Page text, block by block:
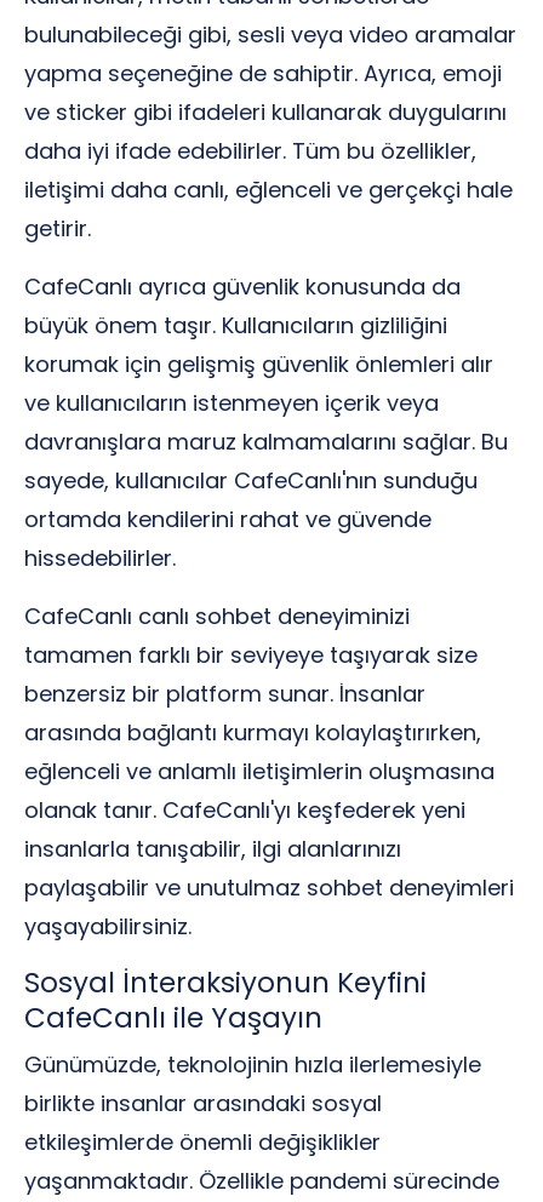
bulunabileceği gibi, sesli veya video aramalar
yapma seçeneğine de sahiptir. Ayrıca, emoji
ve sticker gibi ifadeleri kullanarak duygularını
daha iyi ifade edebilirler. Tüm bu özellikler,
iletişimi daha canlı, eğlenceli ve gerçekçi hale
getirir.
CafeCanlı ayrıca güvenlik konusunda da
büyük önem taşır. Kullanıcıların gizliliğini
korumak için gelişmiş güvenlik önlemleri alır
ve kullanıcıların istenmeyen içerik veya
davranışlara maruz kalmamalarını sağlar. Bu
sayede, kullanıcılar CafeCanlı'nın sunduğu
ortamda kendilerini rahat ve güvende
hissedebilirler.
CafeCanlı canlı sohbet deneyiminizi
tamamen farklı bir seviyeye taşıyarak size
benzersiz bir platform sunar. İnsanlar
arasında bağlantı kurmayı kolaylaştırırken,
eğlenceli ve anlamlı iletişimlerin oluşmasına
olanak tanır. CafeCanlı'yı keşfederek yeni
insanlarla tanışabilir, ilgi alanlarınızı
paylaşabilir ve unutulmaz sohbet deneyimleri
yaşayabilirsiniz.
Sosyal İnteraksiyonun Keyfini
CafeCanlı ile Yaşayın
Günümüzde, teknolojinin hızla ilerlemesiyle
birlikte insanlar arasındaki sosyal
etkileşimlerde önemli değişiklikler
yaşanmaktadır. Özellikle pandemi sürecinde